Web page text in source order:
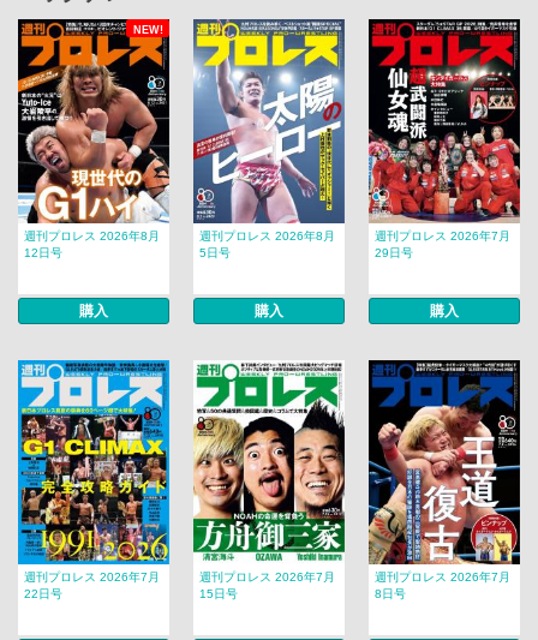
NEW!
週刊プロレス 2026年8月
12日号
購入
週刊プロレス 2026年8月
5日号
購入
週刊プロレス 2026年7月
29日号
購入
週刊プロレス 2026年7月
22日号
週刊プロレス 2026年7月
15日号
週刊プロレス 2026年7月
8日号